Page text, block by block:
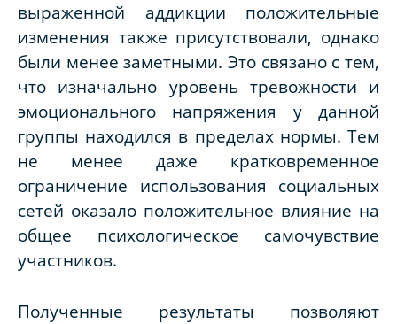
выраженной аддикции положительные
изменения также присутствовали, однако
были менее заметными. Это связано с тем,
что изначально уровень тревожности и
эмоционального напряжения у данной
группы находился в пределах нормы. Тем
не менее даже кратковременное
ограничение использования социальных
сетей оказало положительное влияние на
общее психологическое самочувствие
участников.
Полученные результаты позволяют